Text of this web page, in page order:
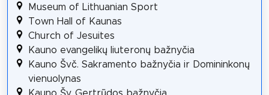
Museum of Lithuanian Sport
Town Hall of Kaunas
Church of Jesuites
Kauno evangelikų liuteronų bažnyčia
Kauno Švč. Sakramento bažnyčia ir Domininkonų
vienuolynas